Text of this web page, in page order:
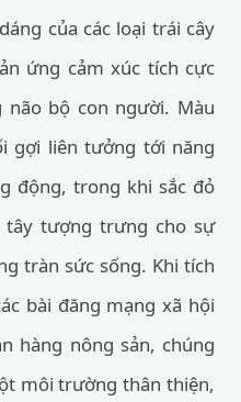
của các loại trái cây
ứng cảm xúc tích cực
bộ con người. Màu
gợi liên tưởng tới năng
động, trong khi sắc đỏ
tây tượng trưng cho sự
tràn sức sống. Khi tích
bài đăng mạng xã hội
hàng nông sản, chúng
môi trường thân thiện,